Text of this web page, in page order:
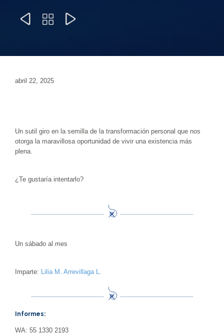
  
abril 22, 2025
Un sutil giro en la semilla de la transformación personal que nos
otorga la maravillosa oportunidad de vivir una existencia más
plena.
¿Te gustaría intentarlo?
Un sábado al mes
Imparte: Lilia M. Arrevillaga L.
Informes:
WA: 55 1330 2193